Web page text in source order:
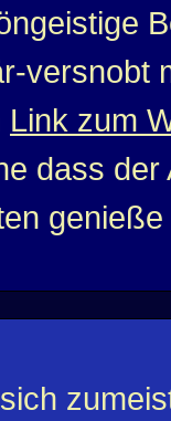
versnobt
Link zum
dass